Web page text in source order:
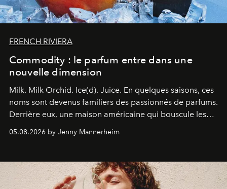
FRENCH RIVIERA
Commodity : le parfum entre dans une
nouvelle dimension
Milk. Milk Orchid. Ice(d). Juice. En quelques saisons, ces
noms sont devenus familiers des passionnés de parfums.
Derrière eux, une maison américaine qui bouscule les
codes de la parfumerie contemporaine en proposant
une approche aussi intuitive que personnelle :
05.08.2026 by Jenny Mannerheim